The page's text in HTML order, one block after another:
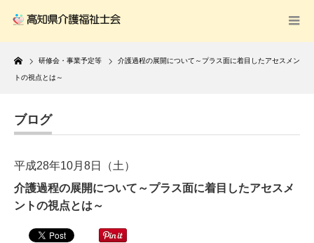
Home
研修会・事業予定等 介護過程の展開について～プラス面に着目したアセスメン
トの視点とは～
ブログ
平成28年10月8日（土）
介護過程の展開について～プラス面に着目したアセスメ
ントの視点とは～